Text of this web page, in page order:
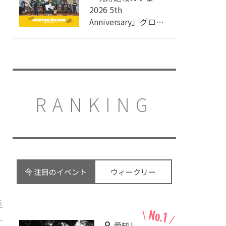
2026 5th
Anniversary」グロー
RANKING
今 注目のイベント ウィークリー